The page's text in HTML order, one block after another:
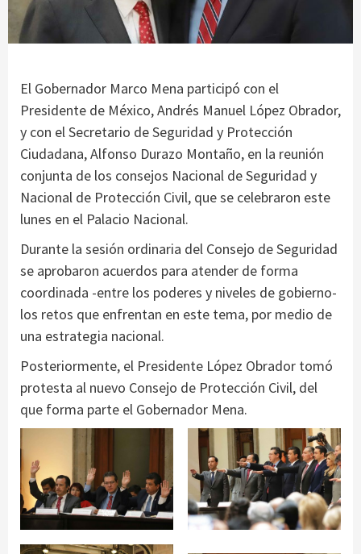
El Gobernador Marco Mena participó con el
Presidente de México, Andrés Manuel López Obrador,
y con el Secretario de Seguridad y Protección
Ciudadana, Alfonso Durazo Montaño, en la reunión
conjunta de los consejos Nacional de Seguridad y
Nacional de Protección Civil, que se celebraron este
lunes en el Palacio Nacional.
Durante la sesión ordinaria del Consejo de Seguridad
se aprobaron acuerdos para atender de forma
coordinada -entre los poderes y niveles de gobierno-
los retos que enfrentan en este tema, por medio de
una estrategia nacional.
Posteriormente, el Presidente López Obrador tomó
protesta al nuevo Consejo de Protección Civil, del
que forma parte el Gobernador Mena.